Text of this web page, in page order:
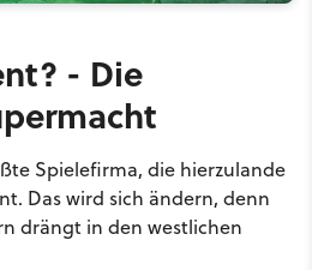
- Die
Spielefirma, die hierzulande
Das wird sich ändern, denn
drängt in den westlichen